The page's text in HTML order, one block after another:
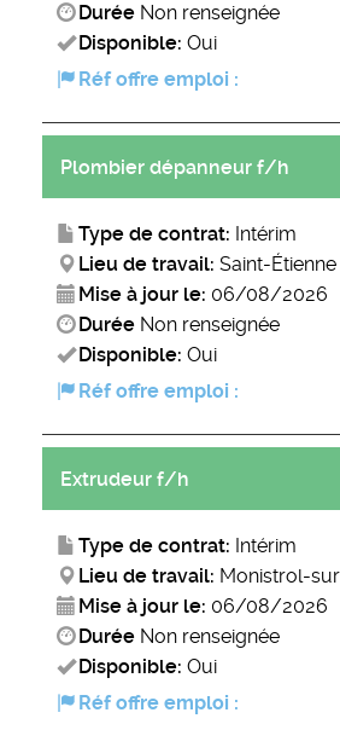
Durée Non renseignée
Disponible: Oui
Réf offre emploi :
Plombier dépanneur f/h
Type de contrat: Intérim
Lieu de travail: Saint-Étienne
Mise à jour le: 06/08/2026
Durée Non renseignée
Disponible: Oui
Réf offre emploi :
Extrudeur f/h
Type de contrat: Intérim
Lieu de travail: Monistrol-
Mise à jour le: 06/08/2026
Durée Non renseignée
Disponible: Oui
Réf offre emploi :